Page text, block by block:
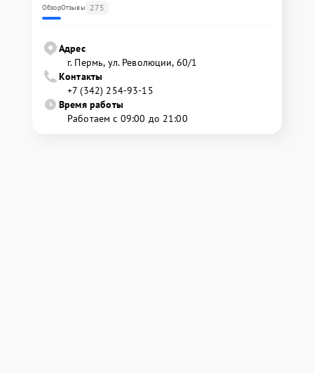
ОбзорОтзывы 275
Адрес
г. Пермь, ул. ​Революции, 60/1
Контакты
+7 (342) 254-93-15
Время работы
Работаем с 09:00 до 21:00